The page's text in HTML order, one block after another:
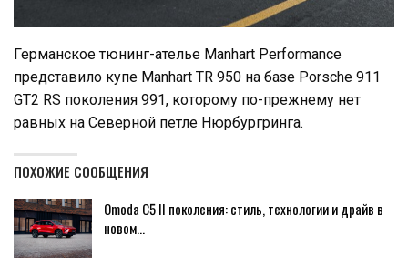
Германское тюнинг-ателье Manhart Performance
представило купе Manhart TR 950 на базе Porsche 911
GT2 RS поколения 991, которому по-прежнему нет
равных на Северной петле Нюрбургринга.
ПОХОЖИЕ СООБЩЕНИЯ
Omoda C5 II поколения: стиль, технологии и драйв в
новом…